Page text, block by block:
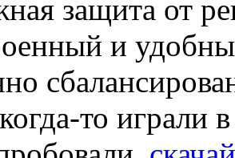
защита от
и
то играли